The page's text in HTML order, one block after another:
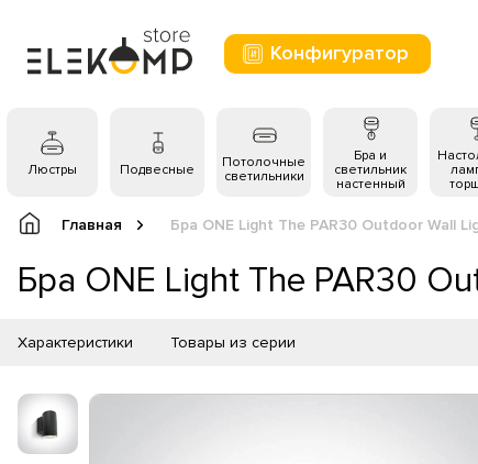
Конфигуратор
Люстры Подвесные
Потолочные
светильники
Бра и
светильник
настенный
Главная Бра ONE Light The PAR30 Outdoor Wall
Бра ONE Light The PAR30
Характеристики Товары из серии